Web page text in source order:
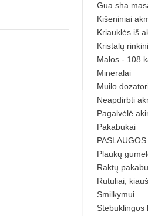
Gua sha
Kišeniniai
Kriauklės iš
Kristalų
Malos - 108
Mineralai
Muilo
Neapdirbti
Pagalvėlė
Pakabukai
PASLAUGOS
Plaukų
Raktų
Rutuliai,
Smilkymui
Stebuklingos